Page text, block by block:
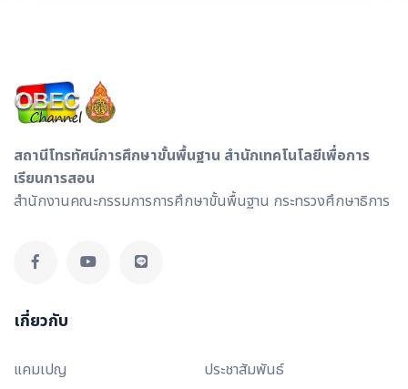
สถานีโทรทัศน์การศึกษาขั้นพื้นฐาน สำนักเทคโนโลยีเพื่อการ
เรียนการสอน
สำนักงานคณะกรรมการการศึกษาขั้นพื้นฐาน กระทรวงศึกษาธิการ
เกี่ยวกับ
แคมเปญ
ประชาสัมพันธ์